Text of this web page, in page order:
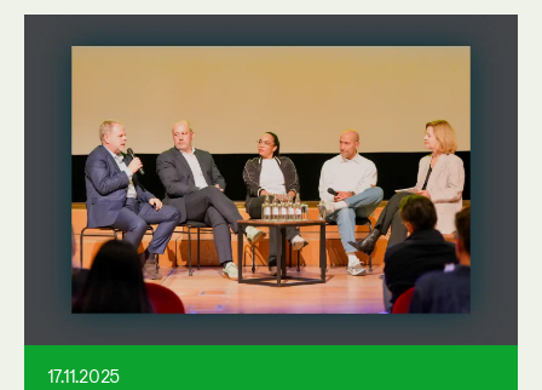
17.11.2025